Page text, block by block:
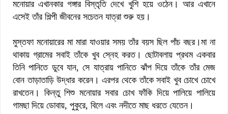
মনোয়ার এখানকার গঙ্গার বিস্তৃতি দেখে খুশি হয়ে ওঠেন। আর এখানে
এসেই তাঁর শিল্পী জীবনের সচেতন যাত্রা শুরু হয়।
মুস্তফা মনোয়ারের মা মারা যাওয়ার সময় তাঁর বয়স ছিল পাঁচ বছর।মা না
থাকায় গ্রামের সবাই তাঁকে খুব স্নেহ করত। ছোটাবলায় প্রথম একবার
তিনি পানিতে ডুবে যান, সে যাত্রায় পানিতে ঝাঁপ দিয়ে তাঁকে তাঁর মেজ
বোন তাড়াতাড়ি উদ্ধার করেন। এরপর থেকে তাঁকে সবাই খুব চোখে চোখে
রাখতেন। কিন্তু শিশু মনোয়ার সবার চোখ ফাঁকি দিয়ে পালিয়ে পালিয়ে
গামছা দিয়ে ডোবায়, পুকুরে, বিলে এবং নদীতে মাছ ধরতে যেতেন।